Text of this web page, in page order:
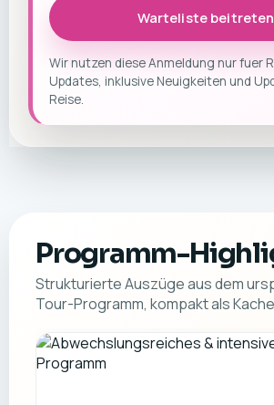
Warteliste beitreten
Wir nutzen diese Anmeldung nur fuer
Updates, inklusive Neuigkeiten und
Reise.
Programm-
Strukturierte Auszüge aus dem
Tour-Programm, kompakt als